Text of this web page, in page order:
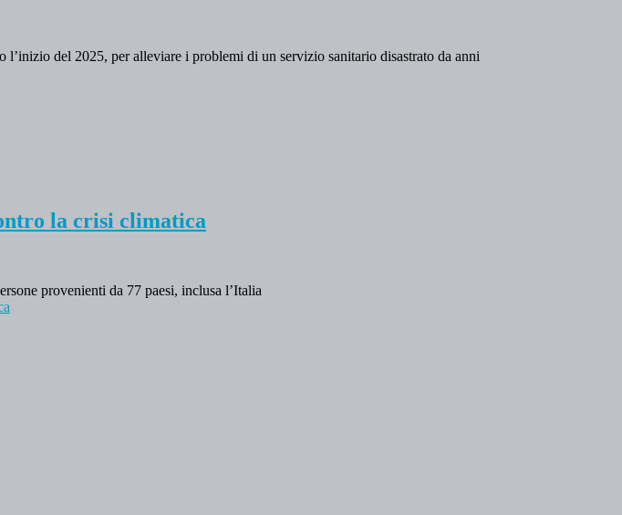
del 2025, per alleviare i problemi di un servizio sanitario disastrato da anni
la crisi climatica
provenienti da 77 paesi, inclusa l’Italia